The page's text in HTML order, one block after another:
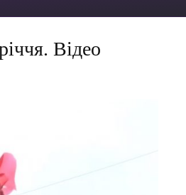
Відео